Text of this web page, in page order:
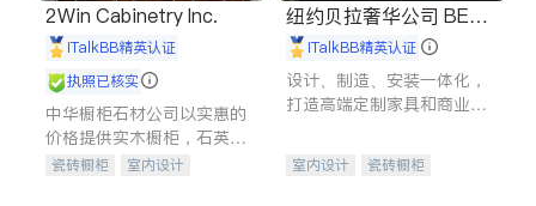
2Win Cabinetry Inc.
iTalkBB精英认证
执照已核实
中华橱柜石材公司以实惠的
价格提供实木橱柜，石英石
台面，多种优质不锈钢水
瓷砖橱柜
室内设计
纽约贝拉奢华公司 BELL
A LUXE
iTalkBB精英认证
设计、制造、安装一体化，
打造高端定制家具和商业空
室内设计
瓷砖橱柜